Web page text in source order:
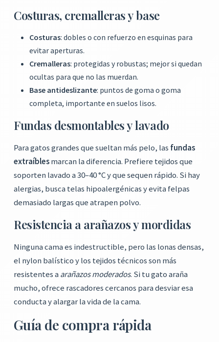
Costuras, cremalleras y base
Costuras: dobles o con refuerzo en esquinas para
evitar aperturas.
Cremalleras: protegidas y robustas; mejor si quedan
ocultas para que no las muerdan.
Base antideslizante: puntos de goma o goma
completa, importante en suelos lisos.
Fundas desmontables y lavado
Para gatos grandes que sueltan más pelo, las fundas
extraíblesmarcan la diferencia. Prefiere tejidos que
soporten lavado a 30–40 °C y que sequen rápido. Si hay
alergias, busca telas hipoalergénicas y evita felpas
demasiado largas que atrapen polvo.
Resistencia a arañazos y mordidas
Ninguna cama es indestructible, pero las lonas densas,
el nylon balístico y los tejidos técnicos son más
resistentes aarañazos moderados. Si tu gato araña
mucho, ofrece rascadores cercanos para desviar esa
conducta y alargar la vida de la cama.
Guía de compra rápida